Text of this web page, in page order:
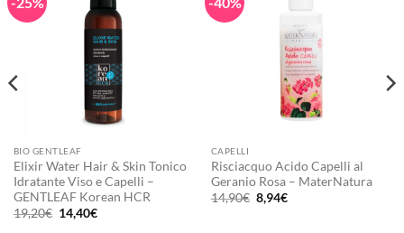
BIO GENTLEAF
Elixir Water Hair & Skin Tonico
Idratante Viso e Capelli –
GENTLEAF Korean HCR
19,20€ Il
prezzo
14,40€Il
CAPELLI
Risciacquo Acido Capelli al
Geranio Rosa – MaterNatura
14,90€ Il
prezzo
8,94€Il